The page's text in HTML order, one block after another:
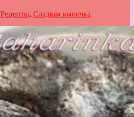
Рецепты, Сладкая выпечка